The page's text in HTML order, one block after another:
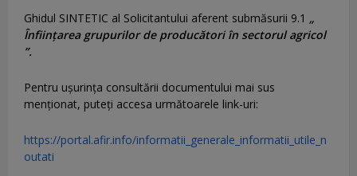
Ghidul SINTETIC al Solicitantului aferent submăsurii 9.1 „
Înființarea grupurilor de producători în sectorul agricol
”.
Pentru uşurinţa consultării documentului mai sus
menţionat, puteţi accesa următoarele link-uri:
https://portal.afir.info/informatii_generale_informatii_utile_n
outati